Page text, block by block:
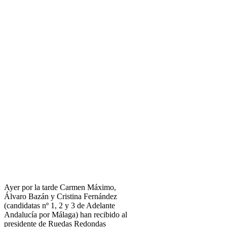
Ayer por la tarde Carmen Máximo,
Álvaro Bazán y Cristina Fernández
(candidatas nº 1, 2 y 3 de Adelante
Andalucía por Málaga) han recibido al
presidente de Ruedas Redondas